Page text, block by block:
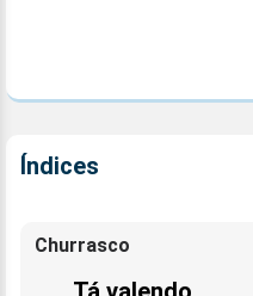
Índices
Churrasco